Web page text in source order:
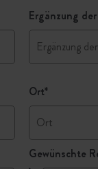
Ergänzung
Ort*
Gewünschte